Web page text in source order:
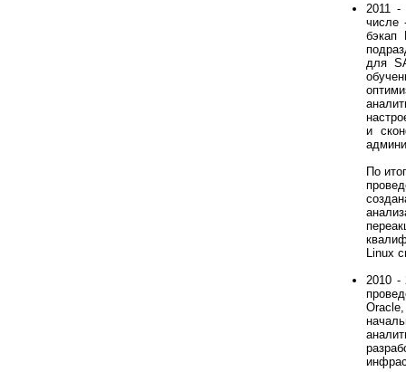
2011 -
числе
бэкап
для
и
По
Linux
2010 -